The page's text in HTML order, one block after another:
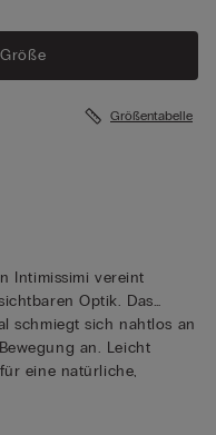
Größentabelle
Intimissimi vereint
Optik. Das
schmiegt sich nahtlos an
an. Leicht
eine natürliche,
verstellbaren
Auf Bügel wurde